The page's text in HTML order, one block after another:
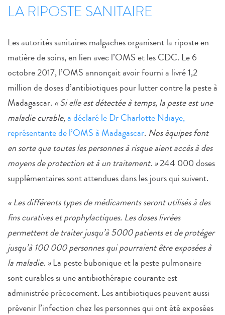
LA RIPOSTE SANITAIRE
Les autorités sanitaires malgaches organisent la riposte en
matière de soins, en lien avec l’OMS et les CDC. Le 6
octobre 2017, l’OMS annonçait avoir fourni a livré 1,2
million de doses d’antibiotiques pour lutter contre la peste à
Madagascar. « Si elle est détectée à temps, la peste est une
maladie curable,a déclaré le Dr Charlotte Ndiaye,
représentante de l’OMS à Madagascar. Nos équipes font
en sorte que toutes les personnes à risque aient accès à des
moyens de protection et à un traitement. »244 000 doses
supplémentaires sont attendues dans les jours qui suivent.
« Les différents types de médicaments seront utilisés à des
fins curatives et prophylactiques. Les doses livrées
permettent de traiter jusqu’à 5000 patients et de protéger
jusqu’à 100 000 personnes qui pourraient être exposées à
la maladie. »La peste bubonique et la peste pulmonaire
sont curables si une antibiothérapie courante est
administrée précocement. Les antibiotiques peuvent aussi
prévenir l’infection chez les personnes qui ont été exposées